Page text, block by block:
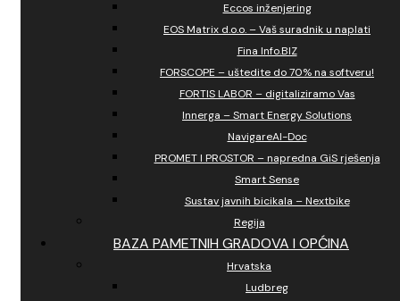
Eccos inženjering
EOS Matrix d.o.o. – Vaš suradnik u naplati
Fina Info.BIZ
FORSCOPE – uštedite do 70% na softveru!
FORTIS LABOR – digitaliziramo Vas
Innerga – Smart Energy Solutions
NavigareAI-Doc
PROMET I PROSTOR – napredna GiS rješenja
Smart Sense
Sustav javnih bicikala – Nextbike
Regija
BAZA PAMETNIH GRADOVA I OPĆINA
Hrvatska
Ludbreg